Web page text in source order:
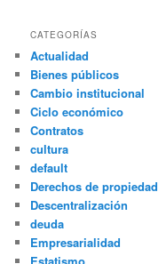
CATEGORÍAS
Actualidad
Bienes públicos
Cambio institucional
Ciclo económico
Contratos
cultura
default
Derechos de propiedad
Descentralización
deuda
Empresarialidad